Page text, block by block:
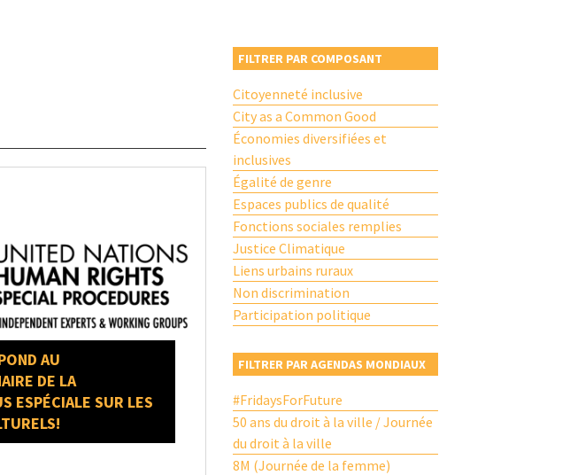
AU
DE LA
ESPÉCIALE SUR LES
FILTRER PAR COMPOSANT
Citoyenneté inclusive
City as a Common Good
Économies diversifiées et
inclusives
Égalité de genre
Espaces publics de qualité
Fonctions sociales remplies
Justice Climatique
Liens urbains ruraux
Non discrimination
Participation politique
FILTRER PAR AGENDAS MONDIAUX
#FridaysForFuture
50 ans du droit à la ville / Journée
du droit à la ville
8M (Journée de la femme)